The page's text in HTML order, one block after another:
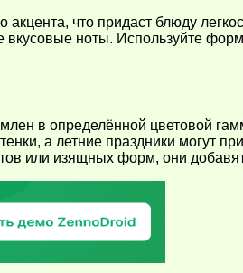
что придаст блюду
ноты. Используйте
в определённой цветовой
а летние праздники могут
или изящных форм, они